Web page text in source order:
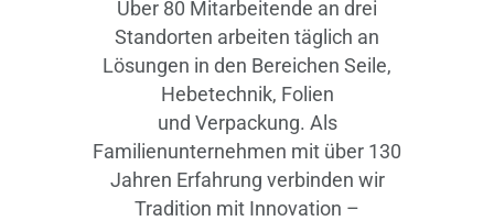
Über 80 Mitarbeitende an drei
Standorten arbeiten täglich an
Lösungen in den Bereichen Seile,
Hebetechnik, Folien
und Verpackung. Als
Familienunternehmen mit über 130
Jahren Erfahrung verbinden wir
Tradition mit Innovation –